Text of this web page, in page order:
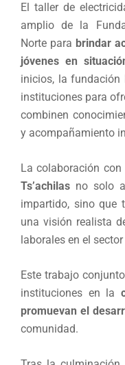
El taller de
amplio de la
Norte para brindar
jóvenes en
inicios, la fundación
instituciones para
combinen
y acompañamiento
La colaboración con
Ts’achilas no solo
impartido, sino que
una visión realista
laborales en el
Este trabajo
instituciones en la
promuevan el
comunidad.